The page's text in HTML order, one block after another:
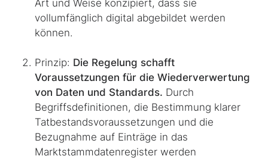
Art und Weise konzipiert, dass sie
vollumfänglich digital abgebildet werden
können.
Prinzip: Die Regelung schafft
Voraussetzungen für die Wiederverwertung
von Daten und Standards. Durch
Begriffsdefinitionen, die Bestimmung klarer
Tatbe­stands­voraussetzungen und die
Bezugnahme auf Einträge in das
Marktstammdatenregister werden